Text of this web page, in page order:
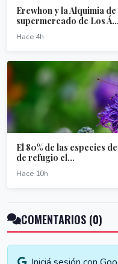
Erewhon y la Alquimia
supermercado de Los Á...
Hace 4h
El 80% de las especies
de refugio cl...
Hace 10h
COMENTARIOS (0)